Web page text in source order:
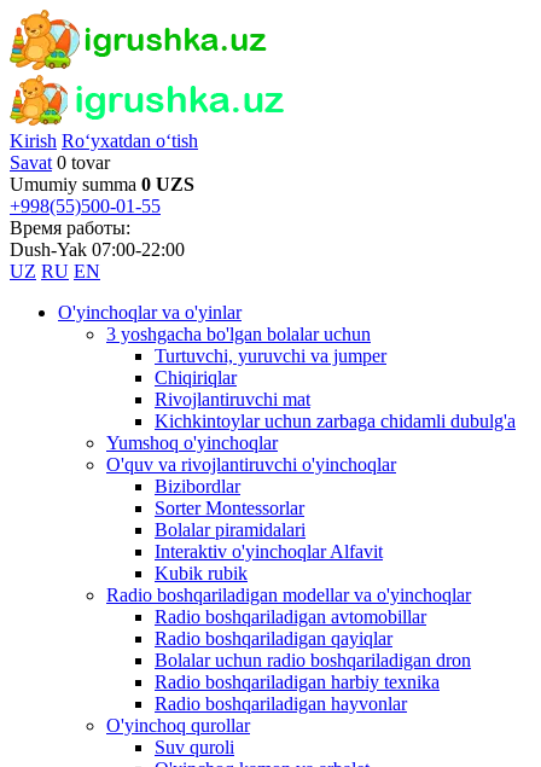
Kirish Ro‘yxatdan o‘tish
Savat 0 tovar
Umumiy summa 0 UZS
+998(55)500-01-55
Время работы:
Dush-Yak 07:00-22:00
UZ RU EN
O'yinchoqlar va o'yinlar
3 yoshgacha bo'lgan bolalar uchun
Turtuvchi, yuruvchi va jumper
Chiqiriqlar
Rivojlantiruvchi mat
Kichkintoylar uchun zarbaga chidamli dubulg'a
Yumshoq o'yinchoqlar
O'quv va rivojlantiruvchi o'yinchoqlar
Bizibordlar
Sorter Montessorlar
Bolalar piramidalari
Interaktiv o'yinchoqlar Alfavit
Kubik rubik
Radio boshqariladigan modellar va o'yinchoqlar
Radio boshqariladigan avtomobillar
Radio boshqariladigan qayiqlar
Bolalar uchun radio boshqariladigan dron
Radio boshqariladigan harbiy texnika
Radio boshqariladigan hayvonlar
O'yinchoq qurollar
Suv quroli